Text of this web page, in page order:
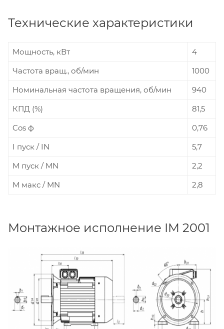
Технические характеристики
Мощность, кВт
4
Частота вращ., об/мин
1000
Номинальная частота вращения, об/мин
940
КПД (%)
81,5
Cos ф
0,76
I пуск / IN
5,7
M пуcк / MN
2,2
М макс / MN
2,8
Монтажное исполнение IM 2001